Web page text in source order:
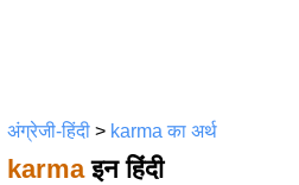
अंग्रेजी-हिंदी > karma का अर्थ
karmaइन हिंदी